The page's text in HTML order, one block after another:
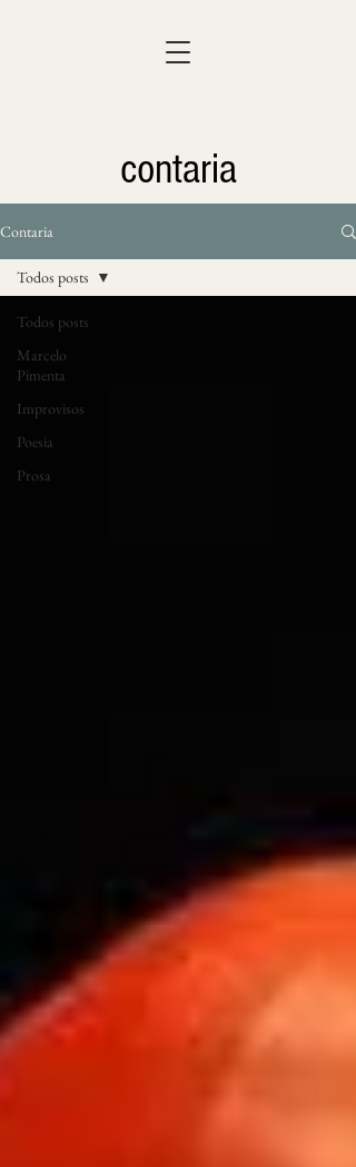
contaria
Contaria
Todos posts
Marcelo
Pimenta
Improvisos
Poesia
Prosa
Todos posts